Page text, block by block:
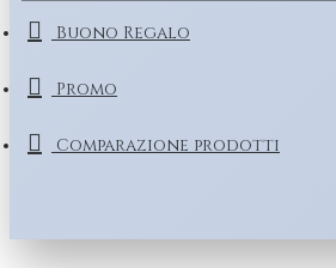
Buono Regalo
Promo
Comparazione prodotti